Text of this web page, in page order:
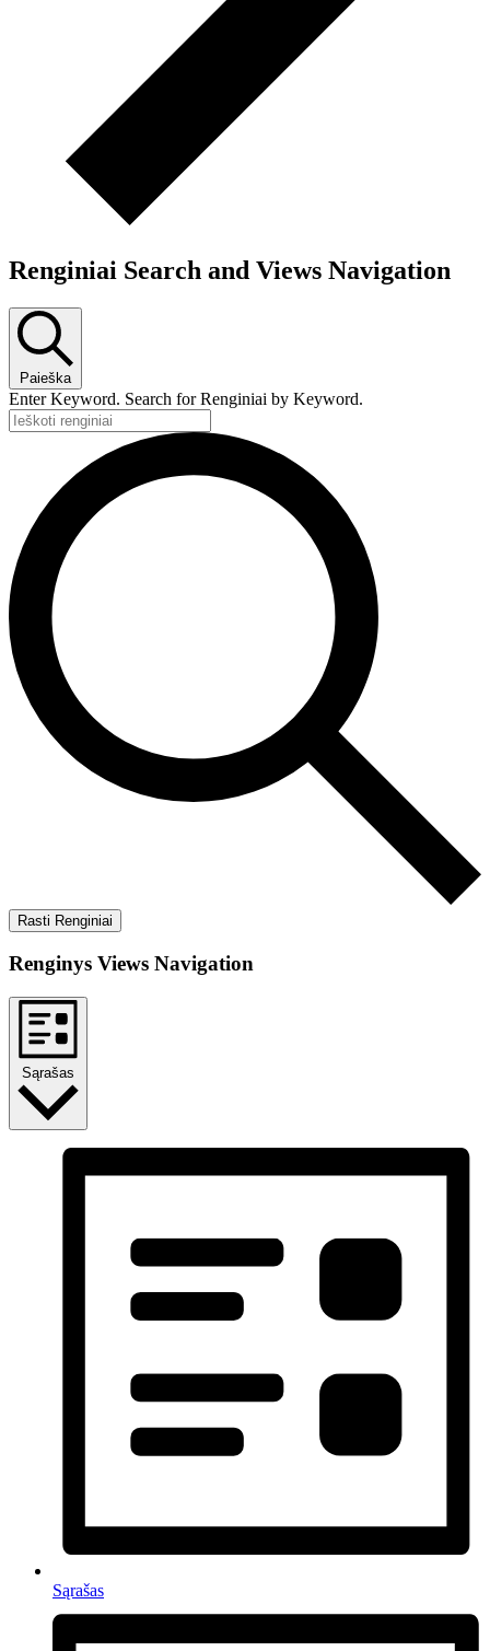
Renginiai Search and Views Navigation
Paieška
Enter Keyword. Search for Renginiai by Keyword.
Rasti Renginiai
Renginys Views Navigation
Sąrašas
Sąrašas